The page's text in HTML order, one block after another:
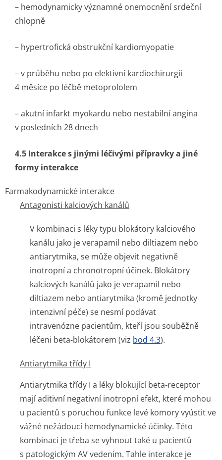
– hemodynamicky významné onemocnění srdeční
chlopně
– hypertrofická obstrukční kardiomyopatie
– v průběhu nebo po elektivní kardiochirurgii
4 měsíce po léčbě metoprololem
– akutní infarkt myokardu nebo nestabilní angina
v posledních 28 dnech
4.5 Interakce s jinými léčivými přípravky a jiné
formy interakce
Farmakodynamické interakce
Antagonisti kalciových kanálů
V kombinaci s léky typu blokátory kalciového
kanálu jako je verapamil nebo diltiazem nebo
antiarytmika, se může objevit negativně
inotropní a chronotropní účinek. Blokátory
kalciových kanálů jako je verapamil nebo
diltiazem nebo antiarytmika (kromě jednotky
intenzivní péče) se nesmí podávat
intravenózne pacientům, kteří jsou souběžně
léčeni beta-blokátorem (viz bod 4.3).
Antiarytmika třídy I
Antiarytmika třídy I a léky blokující beta-receptor
mají aditivní negativní inotropní efekt, které mohou
u pacientů s poruchou funkce levé komory vyústit ve
vážné nežádoucí hemodynamické účinky. Této
kombinaci je třeba se vyhnout také u pacientů
s patologickým AV vedením. Tahle interakce je